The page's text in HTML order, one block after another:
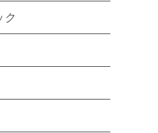
ク